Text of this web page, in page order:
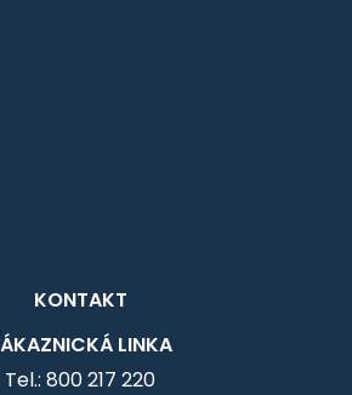
KONTAKT
LINKA
Tel.: 800 217 220